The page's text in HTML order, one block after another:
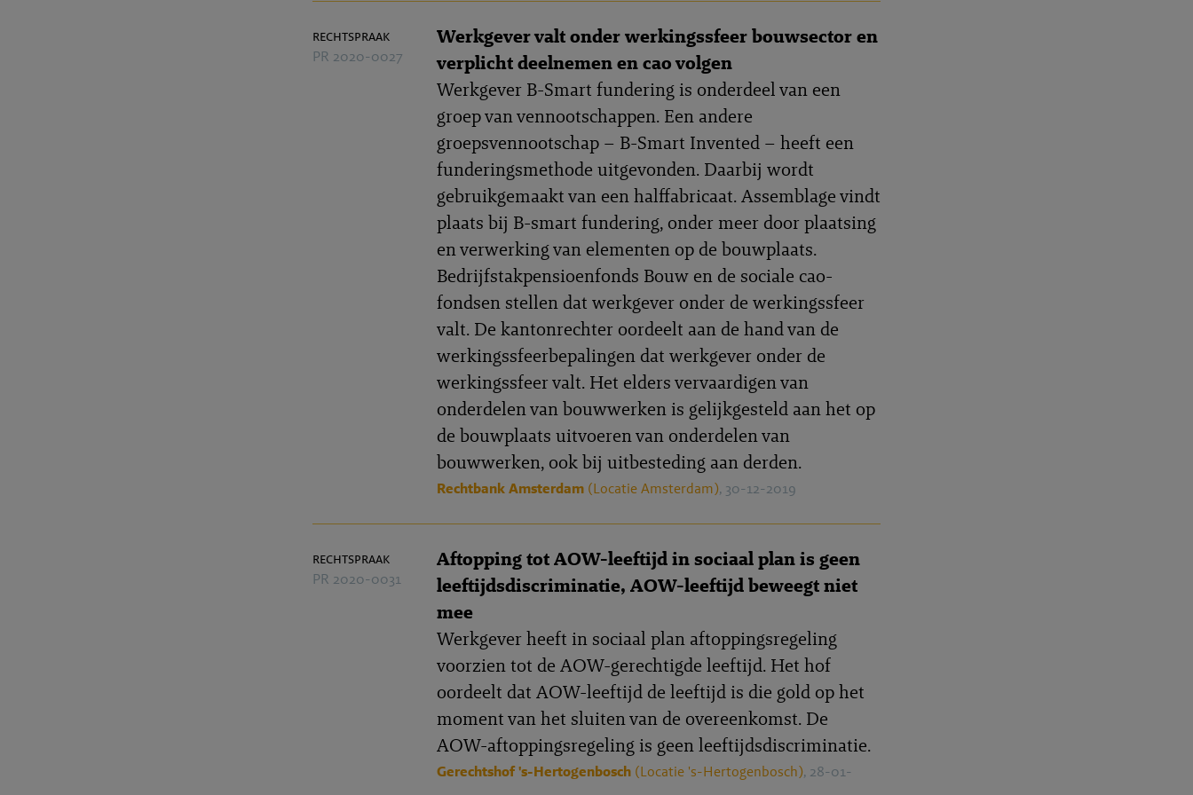
rechtspraak
PR 2020-0027
Werkgever valt onder werkingssfeer bouwsector en
verplicht deelnemen en cao volgen
Werkgever B-Smart fundering is onderdeel van een
groep van vennootschappen. Een andere
groepsvennootschap – B-Smart Invented – heeft een
funderingsmethode uitgevonden. Daarbij wordt
gebruikgemaakt van een halffabricaat. Assemblage vindt
plaats bij B-smart fundering, onder meer door plaatsing
en verwerking van elementen op de bouwplaats.
Bedrijfstakpensioenfonds Bouw en de sociale cao-
fondsen stellen dat werkgever onder de werkingssfeer
valt. De kantonrechter oordeelt aan de hand van de
werkingssfeerbepalingen dat werkgever onder de
werkingssfeer valt. Het elders vervaardigen van
onderdelen van bouwwerken is gelijkgesteld aan het op
de bouwplaats uitvoeren van onderdelen van
bouwwerken, ook bij uitbesteding aan derden.
Rechtbank Amsterdam (Locatie Amsterdam), 30-12-2019
rechtspraak
PR 2020-0031
Aftopping tot AOW-leeftijd in sociaal plan is geen
leeftijdsdiscriminatie, AOW-leeftijd beweegt niet
mee
Werkgever heeft in sociaal plan aftoppingsregeling
voorzien tot de AOW-gerechtigde leeftijd. Het hof
oordeelt dat AOW-leeftijd de leeftijd is die gold op het
moment van het sluiten van de overeenkomst. De
AOW-aftoppingsregeling is geen leeftijdsdiscriminatie.
Gerechtshof 's-Hertogenbosch (Locatie 's-Hertogenbosch), 28-01-